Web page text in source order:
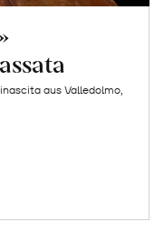
aus Valledolmo,